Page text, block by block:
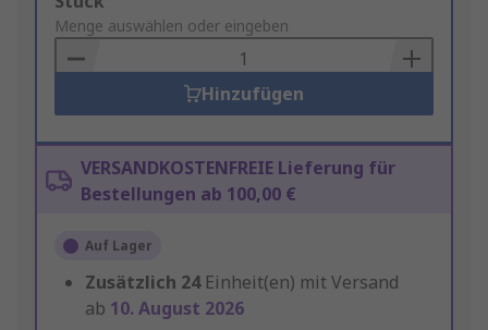
to
Basket
Menge auswählen oder eingeben
Hinzufügen
VERSANDKOSTENFREIE Lieferung für
Bestellungen ab 100,00 €
Auf Lager
Zusätzlich 24 Einheit(en) mit Versand
ab 10. August 2026